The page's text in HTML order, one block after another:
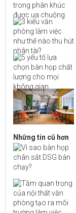
Những tin cũ hơn